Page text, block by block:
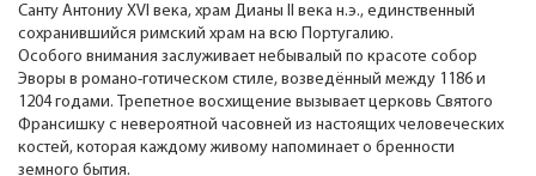
Санту Антониу XVI века, храм Дианы II века н.э., единственный
сохранившийся римский храм на всю Португалию.
Особого внимания заслуживает небывалый по красоте собор
Эворы в романо-готическом стиле, возведённый между 1186 и
1204 годами. Трепетное восхищение вызывает церковь Святого
Франсишку с невероятной часовней из настоящих человеческих
костей, которая каждому живому напоминает о бренности
земного бытия.